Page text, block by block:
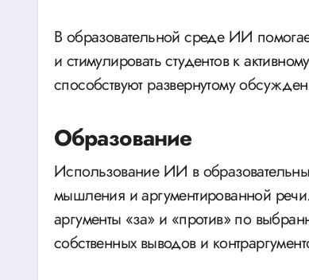
В образовательной среде ИИ
и стимулировать студентов к
способствуют развернутому
Образование
Использование ИИ в
мышления и аргументированной
аргументы «за» и «против» по
собственных выводов и